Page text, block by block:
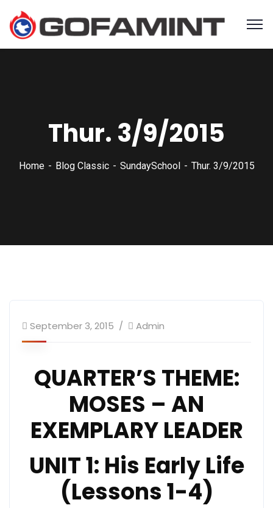
Thur. 3/9/2015
Home Blog Classic SundaySchool Thur. 3/9/2015
September 3, 2015 Admin
QUARTER’S THEME:
MOSES – AN
EXEMPLARY LEADER
UNIT 1: His Early Life
(Lessons 1-4)